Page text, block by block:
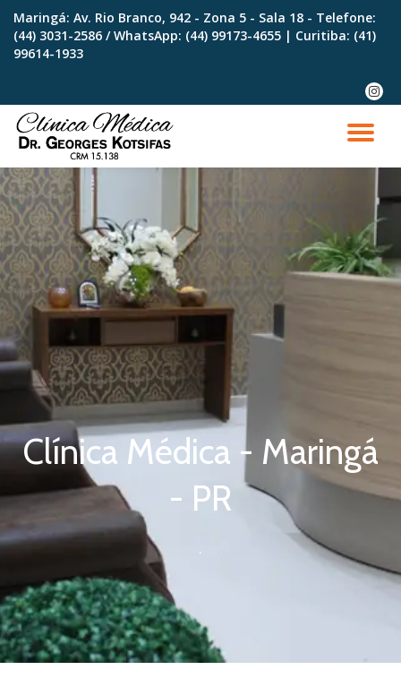
Skip
Maringá: Av. Rio Branco, 942 - Zona 5 - Sala 18 - Telefone:
(44) 3031-2586 / WhatsApp: (44) 99173-4655 | Curitiba: (41)
99614-1933
fa-
Clínica Médica - Maringá
- PR
.